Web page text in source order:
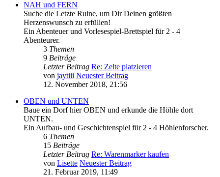
NAH und FERN
Suche die Letzte Ruine, um Dir Deinen größten
Herzenswunsch zu erfüllen!
Ein Abenteuer und Vorlesespiel-Brettspiel für 2 - 4
Abenteurer.
3 Themen
9 Beiträge
Letzter Beitrag Re: Zelte platzieren
von jaytiii Neuester Beitrag
12. November 2018, 21:56
OBEN und UNTEN
Baue ein Dorf hier OBEN und erkunde die Höhle dort
UNTEN.
Ein Aufbau- und Geschichtenspiel für 2 - 4 Höhlenforscher.
6 Themen
15 Beiträge
Letzter Beitrag Re: Warenmarker kaufen
von Lisette Neuester Beitrag
21. Februar 2019, 11:49